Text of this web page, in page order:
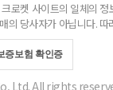
로켓 사이트의 일체의
의 당사자가 아닙니다.
증보험 확인증
Ltd. All rights